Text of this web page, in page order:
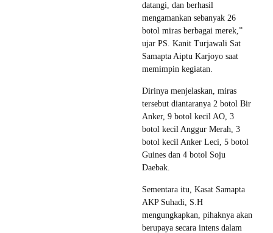
datangi, dan berhasil
mengamankan sebanyak 26
botol miras berbagai merek,”
ujar PS. Kanit Turjawali Sat
Samapta Aiptu Karjoyo saat
memimpin kegiatan.
Dirinya menjelaskan, miras
tersebut diantaranya 2 botol Bir
Anker, 9 botol kecil AO, 3
botol kecil ⁠Anggur Merah, 3
botol kecil ⁠Anker Leci, 5 botol
⁠Guines dan 4 botol ⁠Soju
Daebak.
Sementara itu, Kasat Samapta
AKP Suhadi, S.H
mengungkapkan, pihaknya akan
berupaya secara intens dalam